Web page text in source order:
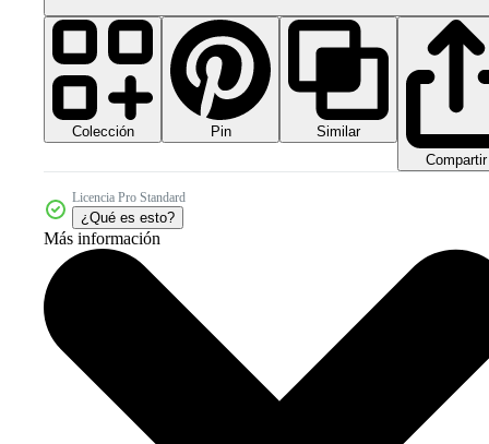
Colección Pin
Similar
Compartir
Licencia Pro Standard
¿Qué es esto?
Más información